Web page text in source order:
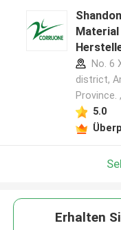
No. 6
district,
Province.
5.0
Erhalten